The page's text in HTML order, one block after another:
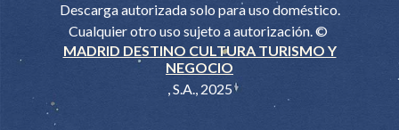
Descarga autorizada solo para uso doméstico.
Cualquier otro uso sujeto a autorización. ©
MADRID DESTINO CULTURA TURISMO Y
NEGOCIO
, S.A., 2025